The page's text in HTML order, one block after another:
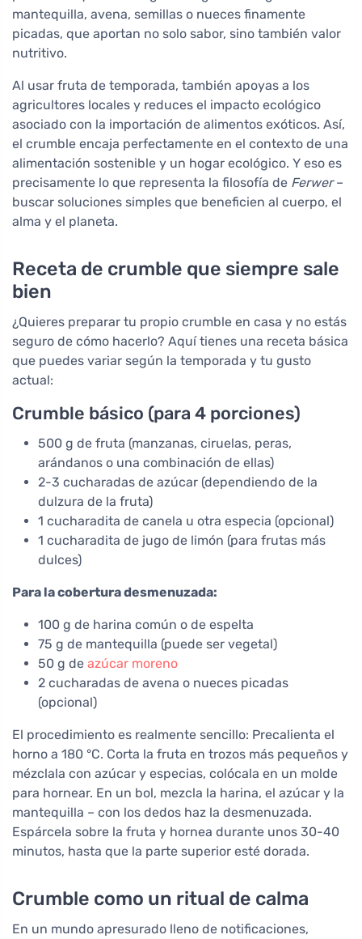
mantequilla, avena, semillas o nueces finamente
picadas, que aportan no solo sabor, sino también valor
nutritivo.
Al usar fruta de temporada, también apoyas a los
agricultores locales y reduces el impacto ecológico
asociado con la importación de alimentos exóticos. Así,
el crumble encaja perfectamente en el contexto de una
alimentación sostenible y un hogar ecológico. Y eso es
precisamente lo que representa la filosofía de Ferwer–
buscar soluciones simples que beneficien al cuerpo, el
alma y el planeta.
Receta de crumble que siempre sale
bien
¿Quieres preparar tu propio crumble en casa y no estás
seguro de cómo hacerlo? Aquí tienes una receta básica
que puedes variar según la temporada y tu gusto
actual:
Crumble básico (para 4 porciones)
500 g de fruta (manzanas, ciruelas, peras,
arándanos o una combinación de ellas)
2-3 cucharadas de azúcar (dependiendo de la
dulzura de la fruta)
1 cucharadita de canela u otra especia (opcional)
1 cucharadita de jugo de limón (para frutas más
dulces)
Para la cobertura desmenuzada:
100 g de harina común o de espelta
75 g de mantequilla (puede ser vegetal)
50 g de azúcar moreno
2 cucharadas de avena o nueces picadas
(opcional)
El procedimiento es realmente sencillo: Precalienta el
horno a 180 °C. Corta la fruta en trozos más pequeños y
mézclala con azúcar y especias, colócala en un molde
para hornear. En un bol, mezcla la harina, el azúcar y la
mantequilla – con los dedos haz la desmenuzada.
Espárcela sobre la fruta y hornea durante unos 30-40
minutos, hasta que la parte superior esté dorada.
Crumble como un ritual de calma
En un mundo apresurado lleno de notificaciones,